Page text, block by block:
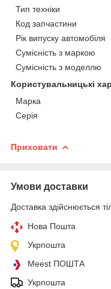
Тип техніки
Код запчастини
Рік випуску автомобіля
Сумісність з маркою
Сумісність з моделлю
Користувальницькі
Марка
Серія
Приховати
Умови доставки
Доставка здійснюється
Нова Пошта
Укрпошта
Meest ПОШТА
Укрпошта